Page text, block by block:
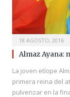
18 AGOSTO, 2016
Almaz Ayana:
La joven etíope
primera reina del
pulverizar en la